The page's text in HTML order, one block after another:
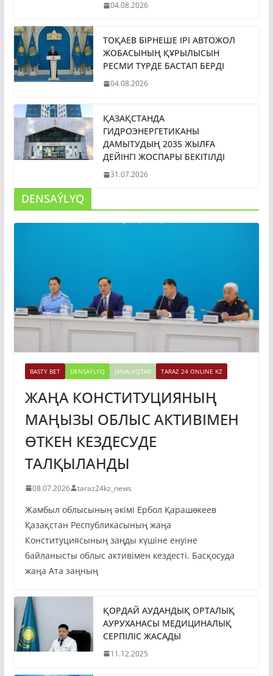
04.08.2026
ТОҚАЕВ БІРНЕШЕ ІРІ АВТОЖОЛ
ЖОБАСЫНЫҢ ҚҰРЫЛЫСЫН
РЕСМИ ТҮРДЕ БАСТАП БЕРДІ
04.08.2026
ҚАЗАҚСТАНДА
ГИДРОЭНЕРГЕТИКАНЫ
ДАМЫТУДЫҢ 2035 ЖЫЛҒА
ДЕЙІНГІ ЖОСПАРЫ БЕКІТІЛДІ
31.07.2026
DENSAÝLYQ
BASTY BET DENSAÝLYQ JAŃALYQTAR TARAZ 24 ONLINE KZ
ЖАҢА КОНСТИТУЦИЯНЫҢ
МАҢЫЗЫ ОБЛЫС АКТИВІМЕН
ӨТКЕН КЕЗДЕСУДЕ
ТАЛҚЫЛАНДЫ
08.07.2026 taraz24kz_news
Жамбыл облысының әкімі Ербол Қарашөкеев
Қазақстан Республикасының жаңа
Конституциясының заңды күшіне енуіне
байланысты облыс активімен кездесті. Басқосуда
жаңа Ата заңның
ҚОРДАЙ АУДАНДЫҚ ОРТАЛЫҚ
АУРУХАНАСЫ МЕДИЦИНАЛЫҚ
СЕРПІЛІС ЖАСАДЫ
11.12.2025